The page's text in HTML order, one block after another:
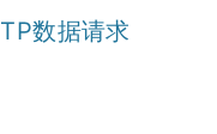
数据请求